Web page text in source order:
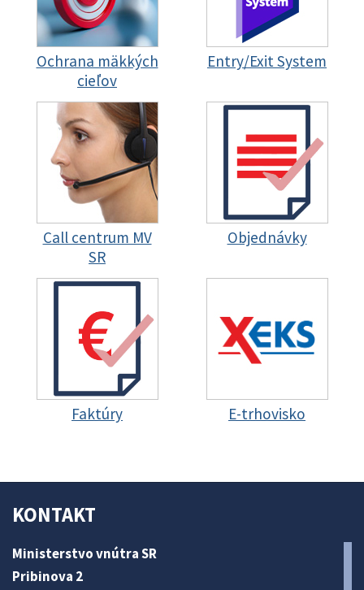
Ochrana mäkkých
cieľov
Entry/Exit System
Call centrum MV
SR
Objednávky
Faktúry E-trhovisko
KONTAKT
Ministerstvo vnútra SR
Pribinova 2